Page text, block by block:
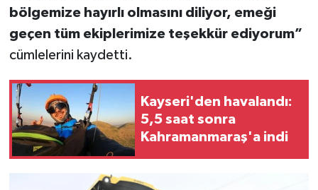
bölgemize hayırlı olmasını diliyor, emeği
geçen tüm ekiplerimize teşekkür ediyorum”
cümlelerini kaydetti.
Kayseri'den havalandı:
5,5 saat sonra
Kahramanmaraş'a indi